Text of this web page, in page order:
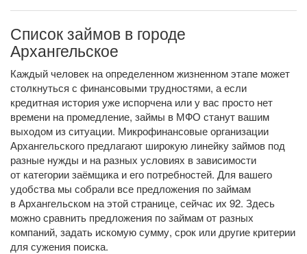
Список займов в городе
Архангельское
Каждый человек на определенном жизненном этапе может
столкнуться с финансовыми трудностями, а если
кредитная история уже испорчена или у вас просто нет
времени на промедление, займы в МФО станут вашим
выходом из ситуации. Микрофинансовые организации
Архангельского предлагают широкую линейку займов под
разные нужды и на разных условиях в зависимости
от категории заёмщика и его потребностей. Для вашего
удобства мы собрали все предложения по займам
в Архангельском на этой странице, сейчас их 92. Здесь
можно сравнить предложения по займам от разных
компаний, задать искомую сумму, срок или другие критерии
для сужения поиска.